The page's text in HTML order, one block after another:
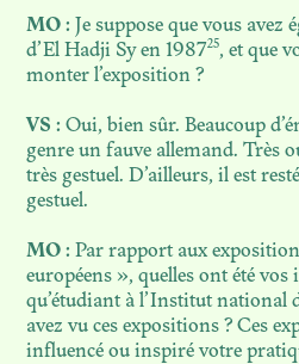
MO : Je suppose que vous avez
d’El Hadji Sy en 198725, et que
monter l’exposition ?
VS : Oui, bien sûr. Beaucoup
genre un fauve allemand. Très
très gestuel. D’ailleurs, il est
gestuel.
MO : Par rapport aux
européens », quelles ont été
qu’étudiant à l’Institut national
avez vu ces expositions ? Ces
influencé ou inspiré votre